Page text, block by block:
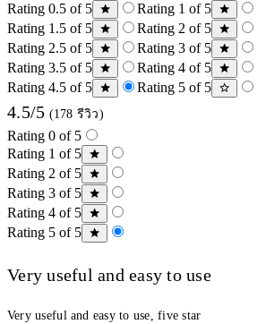
Rating 0.5 of 5
Rating 1 of 5
Rating 1.5 of 5
Rating 2 of 5
Rating 2.5 of 5
Rating 3 of 5
Rating 3.5 of 5
Rating 4 of 5
Rating 4.5 of 5
Rating 5 of 5
4.5/5 (178 รีวิว)
Rating 0 of 5
Rating 1 of 5
Rating 2 of 5
Rating 3 of 5
Rating 4 of 5
Rating 5 of 5
Very useful and easy to use
Very useful and easy to use, five star